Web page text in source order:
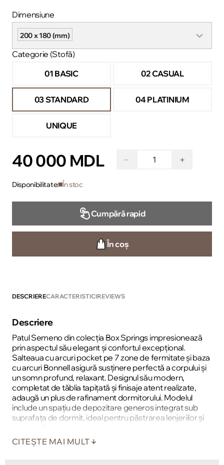
Dimensiune
200 x 180 (mm)
Categorie (Stofă)
01 BASIC
02 CASUAL
03 STANDARD 04 PLATINIUM
UNIQUE
40 000 MDL − +
Disponibilitate: În stoc
Cumpără rapid
În coș
DESCRIERECARACTERISTICIREVIEWS
Descriere
Patul Semeno din colecția Box Springs impresionează
prin aspectul său elegant și confortul excepțional.
Salteaua cu arcuri pocket pe 7 zone de fermitate și baza
cu arcuri Bonnell asigură susținere perfectă a corpului și
un somn profund, relaxant. Designul său modern,
completat de tăblia tapițată și finisaje atent realizate,
adaugă un plus de rafinament dormitorului. Modelul
include un spațiu de depozitare generos integrat sub
suprafața de dormit, ideal pentru păstrarea lenjeriilor și
CITEȘTE MAI MULT